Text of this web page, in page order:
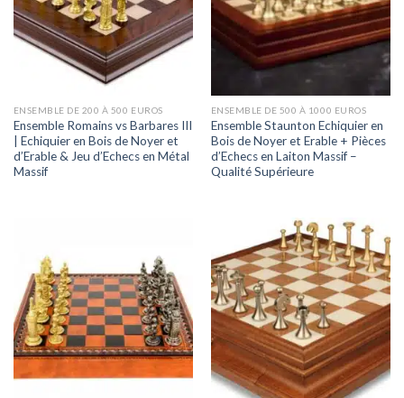
ENSEMBLE DE 200 À 500 EUROS
Ensemble Romains vs Barbares III
| Echiquier en Bois de Noyer et
d’Erable & Jeu d’Echecs en Métal
Massif
ENSEMBLE DE 500 À 1000 EUROS
Ensemble Staunton Echiquier en
Bois de Noyer et Erable + Pièces
d’Echecs en Laiton Massif –
Qualité Supérieure